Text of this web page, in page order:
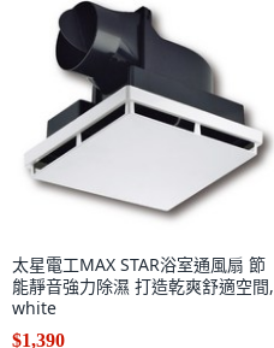
太星電工MAX STAR浴室通風扇 節
能靜音強力除濕 打造乾爽舒適空間,
white
$1,390